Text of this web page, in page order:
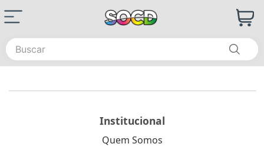
Buscar
Institucional
Quem Somos